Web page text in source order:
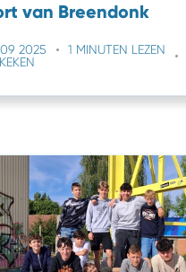
van Breendonk
2025 1 MINUTEN LEZEN